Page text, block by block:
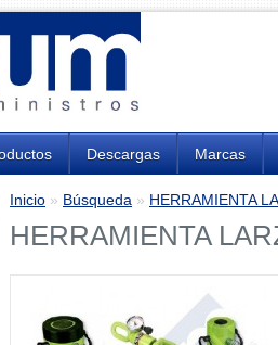
Descargas Marcas
Inicio » Búsqueda » HERRAMIENTA
HERRAMIENTA